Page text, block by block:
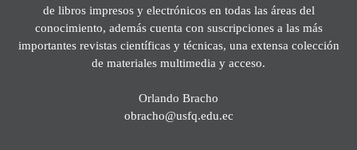
de libros impresos y electrónicos en todas las áreas del
conocimiento, además cuenta con suscripciones a las más
importantes revistas científicas y técnicas, una extensa colección
de materiales multimedia y acceso.
Orlando Bracho
obracho@usfq.edu.ec